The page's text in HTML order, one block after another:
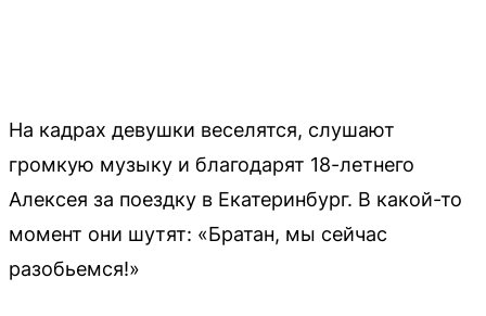
На кадрах девушки веселятся, слушают
громкую музыку и благодарят 18-летнего
Алексея за поездку в Екатеринбург. В какой-то
момент они шутят: «Братан, мы сейчас
разобьемся!»